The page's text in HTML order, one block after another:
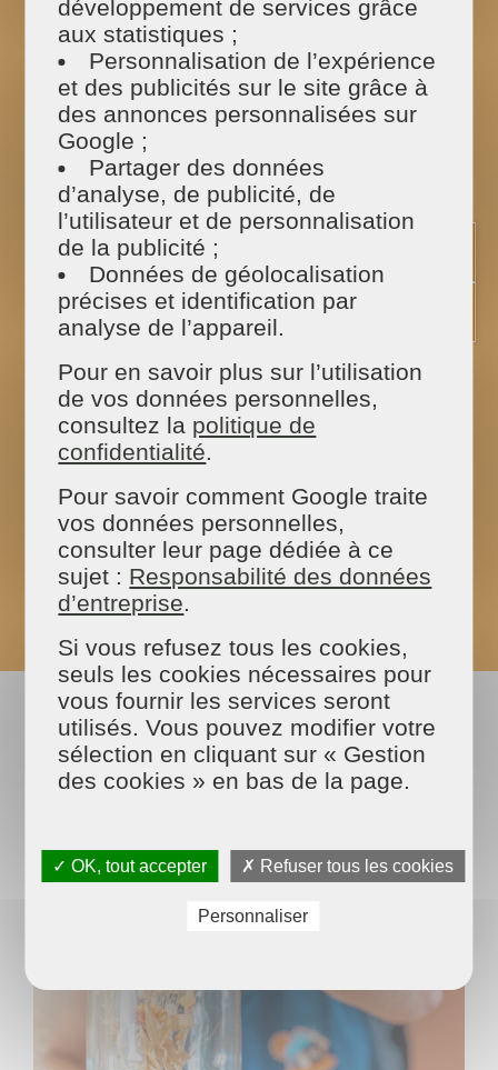
votre domicile pour bien comprendre vos
attentes et besoins, le devis est établi sur mesure
et convient donc exactement à votre demande.
Les hommes et femmes de ménage
interviennent sur l’ensemble de la maison. Le
nettoyage de vitres, le nettoyage extérieur et le
jardinage peut se faire par
mais par nos experts du nettoyage et du
jardinage. Chez MAISON ET SERVICES nous
croyons en un service de qualité, c’est pourquoi
chaque salarié à sa spécialité !
Dans le respect de votre intérieur et des
matériaux composant votre appartement ou
maison, nos aides ménagers utilisent des
produits sains et respectueux de l’environnement.
Nos intervenants utilisent votre matériel pour le
nettoyage et peut vous apporter conseil et
expertise.
recommandons de renouveler chaque semaine.
Le saviez-vous ? Un nettoyage régulier permet
de garder en bon état votre mobilier et vos
matériaux plus longtemps. En effet
l’accumulation de saletés peut s’incruster et les
fragiliser
développement de services grâce
aux statistiques ;
Personnalisation de l’expérience
et des publicités sur le site grâce à
des annonces personnalisées sur
Google ;
Partager des données
d’analyse, de publicité, de
l’utilisateur et de personnalisation
de la publicité ;
Données de géolocalisation
précises et identification par
analyse de l’appareil.
Pour en savoir plus sur l’utilisation
de vos données personnelles,
consultez la politique de
confidentialité
Pour savoir comment Google traite
vos données personnelles,
consulter leur page dédiée à ce
sujet : Responsabilité des données
d’entreprise
Si vous refusez tous les cookies,
seuls les cookies nécessaires pour
vous fournir les services seront
utilisés. Vous pouvez modifier votre
sélection en cliquant sur « Gestion
des cookies » en bas de la page.
✓ OK, tout accepter ✗ Refuser tous les cookies
Personnaliser